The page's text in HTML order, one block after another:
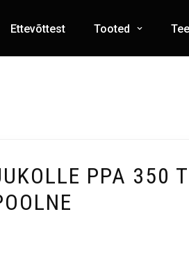
Ettevõttest Tooted
PPA 350